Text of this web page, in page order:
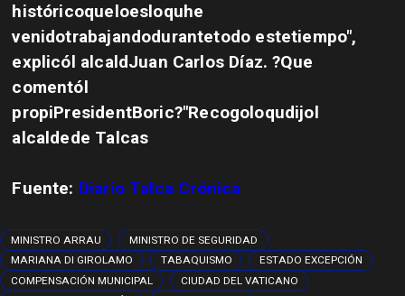
históricoqueloesloquhe
venidotrabajandodurantetodo estetiempo",
explicól alcaldJuan Carlos Díaz.?Que
comentól
propiPresidentBoric?"Recogoloqudijol
alcaldede Talcas
Fuente: Diario Talca Crónica
MINISTRO ARRAU
MINISTRO DE SEGURIDAD
MARIANA DI GIROLAMO
TABAQUISMO
ESTADO EXCEPCIÓN
COMPENSACIÓN MUNICIPAL
CIUDAD DEL VATICANO